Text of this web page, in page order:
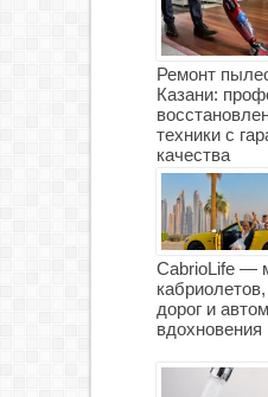
Ремонт
Казани:
техники с
качества
CabrioLife —
дорог и
вдохновения